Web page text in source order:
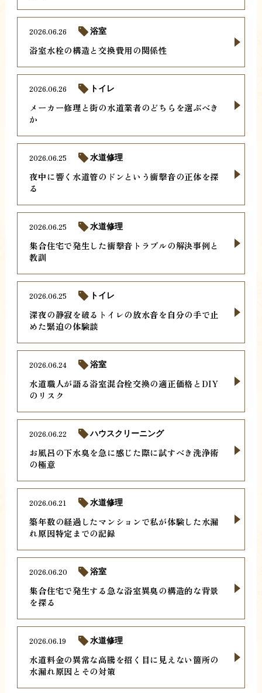
浴室水栓の構造と交換費用の関係性
2026.06.26 浴室
メーカー修理と街の水道業者のどちらを選ぶべき
か
2026.06.26 トイレ
夜中に響く水道管のドンという衝撃音の正体を探
る
2026.06.25 水道修理
集合住宅で発生した衝撃音トラブルの解決事例と
教訓
2026.06.25 水道修理
深夜の静寂を破るトイレの放水音を自分の手で止
めた緊迫の体験談
2026.06.25 トイレ
水道職人が語る浴室混合栓交換の適正価格とDIY
のリスク
2026.06.24 浴室
お風呂の下水臭を急に感じた際に試すべき洗浄術
の極意
2026.06.22 ハウスクリーニング
築年数の経過したマンションで私が体験した水漏
れ原因特定までの記録
2026.06.21 水道修理
集合住宅で発生する急な浴室異臭の構造的な背景
を探る
2026.06.20 浴室
水道料金の異常な高騰を招く目に見えない箇所の
水漏れ原因とその対策
2026.06.19 水道修理